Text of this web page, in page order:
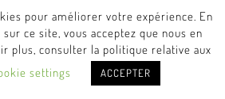
pour améliorer votre expérience. En
ce site, vous acceptez que nous en
plus, consulter la politique relative aux
settings ACCEPTER